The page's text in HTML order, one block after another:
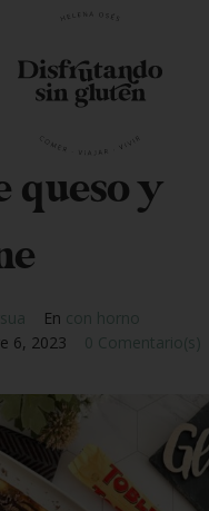
queso y
En con horno
6, 2023 0 Comentario(s)